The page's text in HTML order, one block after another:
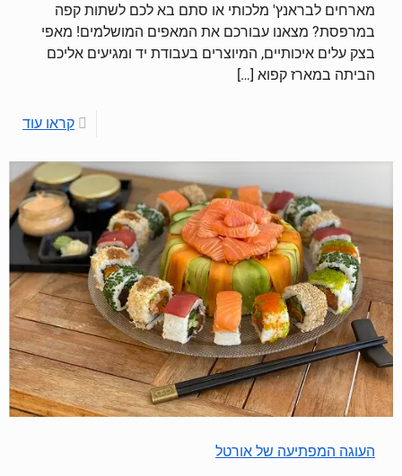
מארחים לבראנץ' מלכותי או סתם בא לכם לשתות קפה
במרפסת? מצאנו עבורכם את המאפים המושלמים! מאפי
בצק עלים איכותיים, המיוצרים בעבודת יד ומגיעים אליכם
הביתה במארז קפוא […]
קראו עוד
העוגה המפתיעה של אורטל